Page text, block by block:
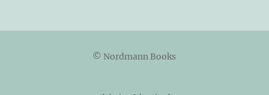
© Nordmann Books